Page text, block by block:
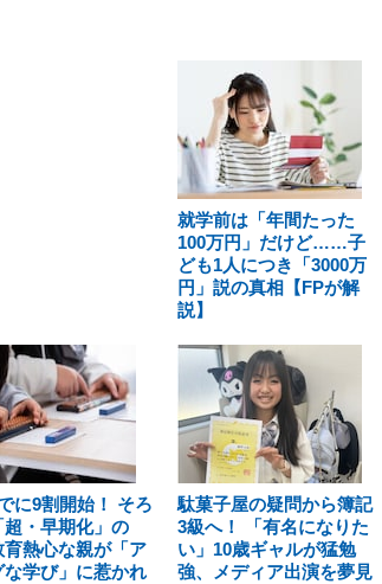
就学前は「年間たった
100万円」だけど……子
ども1人につき「3000万
円」説の真相【FPが解
説】
に9割開始！ そろ
超・早期化」の
育熱心な親が「ア
な学び」に惹かれ
駄菓子屋の疑問から簿記
3級へ！ 「有名になりた
い」10歳ギャルが猛勉
強、メディア出演を夢見